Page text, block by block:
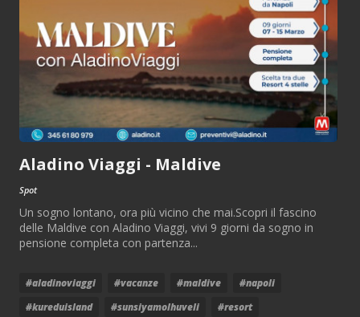
Aladino Viaggi - Maldive
Spot
Un sogno lontano, ora più vicino che mai.Scopri il fascino
delle Maldive con Aladino Viaggi, vivi 9 giorni da sogno in
pensione completa con partenza...
#aladinoviaggi #vacanze #maldive
#napoli
#kureduisland
#sunsiyamolhuveli #resort